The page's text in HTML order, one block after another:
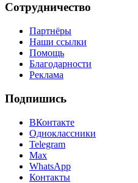
Сотрудничество
Партнёры
Наши ссылки
Помощь
Благодарности
Реклама
Подпишись
ВКонтакте
Одноклассники
Telegram
Max
WhatsApp
Контакты